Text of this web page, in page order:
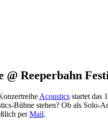
@ Reeperbahn
Acoustics startet das
Bühne stehen? Ob als
perMail.